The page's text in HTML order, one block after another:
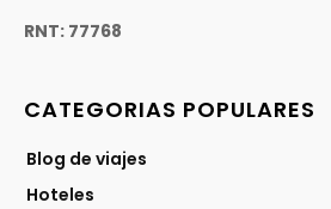
RNT: 77768
CATEGORIAS POPULARES
Blog de viajes
Hoteles